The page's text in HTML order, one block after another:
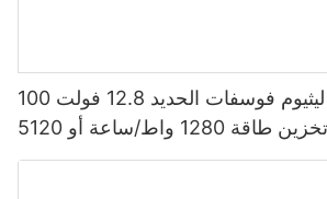
بطارية فوكستك ليثيوم فوسفات الحديد 12.8 فولت 100
أمبير/ساعة، سعة تخزين طاقة 1280 واط/ساعة أو 5120
واط/ساعة، مقاومة للماء والغبار بمعيار IP65، مناسبة